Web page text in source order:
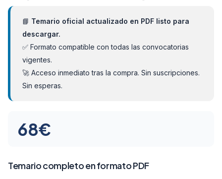
📘 Temario oficial actualizado en PDF listo para
descargar.
✅ Formato compatible con todas las convocatorias
vigentes.
🚀 Acceso inmediato tras la compra. Sin suscripciones.
Sin esperas.
68€
Temario completo en formato PDF